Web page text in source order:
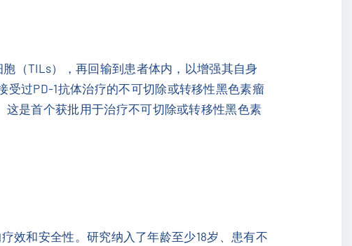
（TILs），再回输到患者体内，以增强其自身
过PD-1抗体治疗的不可切除或转移性黑色素瘤
这是首个获批用于治疗不可切除或转移性黑色素
效和安全性。研究纳入了年龄至少18岁、患有不